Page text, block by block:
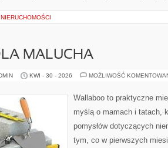
NIERUCHOMOŚCI
MALUCHA
KWI - 30 - 2026 MOŻLIWOŚĆ
Wallaboo to praktyczne
myślą o mamach i tatach,
pomysłów dotyczących
tym, co w pierwszych